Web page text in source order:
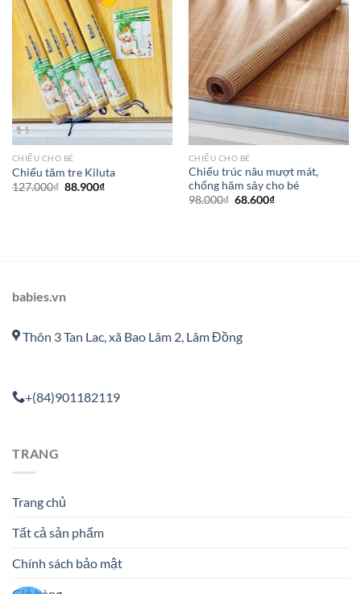
CHIẾU CHO BÉ
Chiếu tăm tre Kiluta
127.000₫ 88.900₫
CHIẾU CHO BÉ
Chiếu trúc nâu mượt mát,
chống hăm sảy cho bé
98.000₫ 68.600₫
babies.vn
Thôn 3 Tan Lac, xã Bao Lâm 2, Lâm Đồng
+(84)901182119
TRANG
Trang chủ
Tất cả sản phẩm
Chính sách bảo mật